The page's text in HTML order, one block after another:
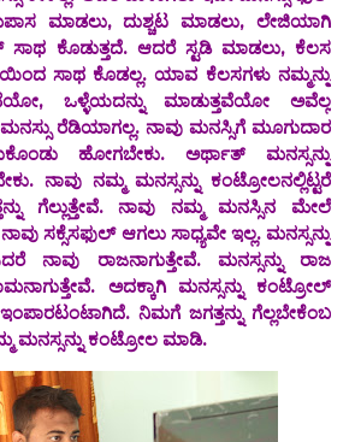
ಮಾಡಲು, ದುಶ್ಚಟ ಮಾಡಲು, ಲೇಜಿಯಾಗಿ
ಸಾಥ ಕೊಡುತ್ತದೆ. ಆದರೆ ಸ್ಟಡಿ ಮಾಡಲು, ಕೆಲಸ
ಸಾಥ ಕೊಡಲ್ಲ. ಯಾವ ಕೆಲಸಗಳು ನಮ್ಮನ್ನು
ಒಳ್ಳೆಯದನ್ನು ಮಾಡುತ್ತವೆಯೋ ಅವೆಲ್ಲ
ರೆಡಿಯಾಗಲ್ಲ. ನಾವು ಮನಸ್ಸಿಗೆ ಮೂಗುದಾರ
ಹೋಗಬೇಕು. ಅರ್ಥಾತ್ ಮನಸ್ಸನ್ನು
ನಾವು ನಮ್ಮ ಮನಸ್ಸನ್ನು ಕಂಟ್ರೋಲನಲ್ಲಿಟ್ಟರೆ
ಗೆಲ್ಲುತ್ತೇವೆ. ನಾವು ನಮ್ಮ ಮನಸ್ಸಿನ ಮೇಲೆ
ಸಕ್ಸೆಸಫುಲ್ ಆಗಲು ಸಾಧ್ಯವೇ ಇಲ್ಲ. ಮನಸ್ಸನ್ನು
ನಾವು ರಾಜನಾಗುತ್ತೇವೆ. ಮನಸ್ಸನ್ನು ರಾಜ
ಅದಕ್ಕಾಗಿ ಮನಸ್ಸನ್ನು ಕಂಟ್ರೋಲ್‌
ನಿಮಗೆ ಜಗತ್ತನ್ನು ಗೆಲ್ಲಬೇಕೆಂಬ
ಮನಸ್ಸನ್ನು ಕಂಟ್ರೋಲ ಮಾಡಿ.